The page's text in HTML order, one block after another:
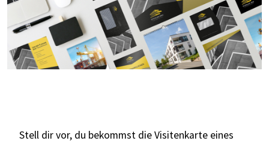
Stell dir vor, du bekommst die Visitenkarte eines